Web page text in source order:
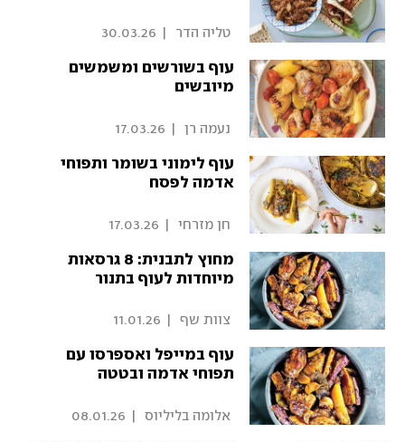
טליה הדר 30.03.26
עוף בשורשים ומשמשים
מיובשים
נעמה רן 17.03.26
עוף לימוני בשומר ותפוחי
אדמה לפסח
חן מזרחי 17.03.26
מחוץ לתבנית: 8 גרסאות
מיוחדות לעוף בתנור
צוות שף 11.01.26
עוף במייפל ואספרסו עם
תפוחי אדמה ובטטה
אלומה בליליוס 08.01.26